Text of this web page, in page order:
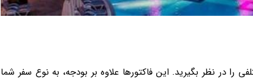
را در نظر بگیرید. این فاکتورها علاوه بر بودجه، به نوع سفر شما